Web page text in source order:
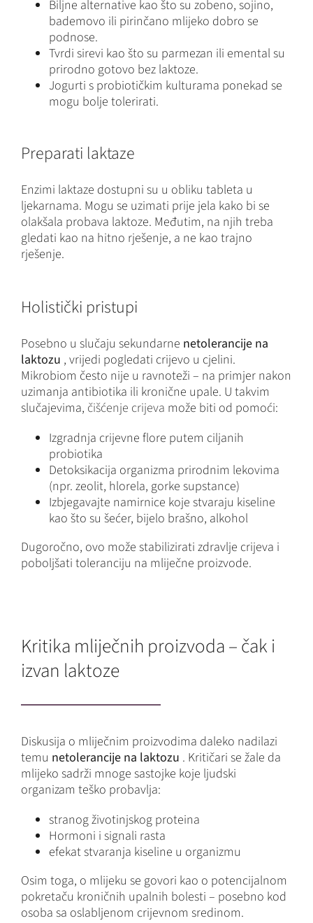
Biljne alternative kao što su zobeno, sojino,
bademovo ili pirinčano mlijeko dobro se
podnose.
Tvrdi sirevi kao što su parmezan ili emental su
prirodno gotovo bez laktoze.
Jogurti s probiotičkim kulturama ponekad se
mogu bolje tolerirati.
Preparati laktaze
Enzimi laktaze dostupni su u obliku tableta u
ljekarnama. Mogu se uzimati prije jela kako bi se
olakšala probava laktoze. Međutim, na njih treba
gledati kao na hitno rješenje, a ne kao trajno
rješenje.
Holistički pristupi
Posebno u slučaju sekundarne netolerancije na
laktozu , vrijedi pogledati crijevo u cjelini.
Mikrobiom često nije u ravnoteži – na primjer nakon
uzimanja antibiotika ili kronične upale. U takvim
slučajevima, čišćenje crijeva može biti od pomoći:
Izgradnja crijevne flore putem ciljanih
probiotika
Detoksikacija organizma prirodnim lekovima
(npr. zeolit, hlorela, gorke supstance)
Izbjegavajte namirnice koje stvaraju kiseline
kao što su šećer, bijelo brašno, alkohol
Dugoročno, ovo može stabilizirati zdravlje crijeva i
poboljšati toleranciju na mliječne proizvode.
Kritika mliječnih proizvoda – čak i
izvan laktoze
Diskusija o mliječnim proizvodima daleko nadilazi
temu netolerancije na laktozu . Kritičari se žale da
mlijeko sadrži mnoge sastojke koje ljudski
organizam teško probavlja:
stranog životinjskog proteina
Hormoni i signali rasta
efekat stvaranja kiseline u organizmu
Osim toga, o mlijeku se govori kao o potencijalnom
pokretaču kroničnih upalnih bolesti – posebno kod
osoba sa oslabljenom crijevnom sredinom.